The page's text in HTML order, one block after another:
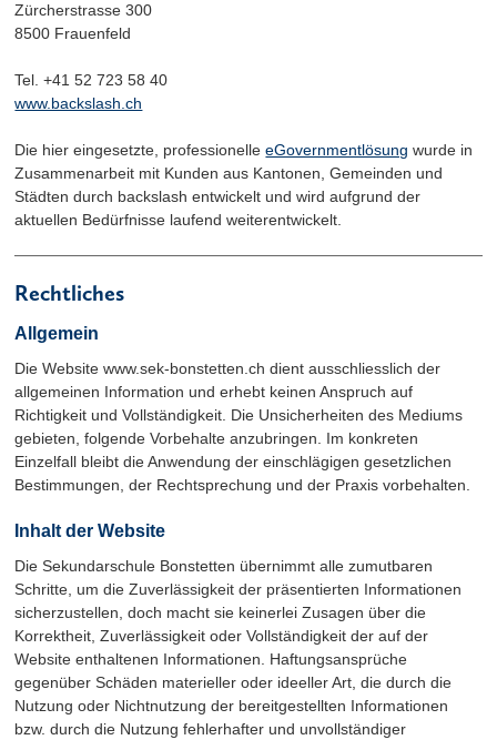
Zürcherstrasse 300
8500 Frauenfeld
Tel. +41 52 723 58 40
www.backslash.ch
Die hier eingesetzte, professionelleeGovernmentlösung wurde in
Zusammenarbeit mit Kunden aus Kantonen, Gemeinden und
Städten durch backslash entwickelt und wird aufgrund der
aktuellen Bedürfnisse laufend weiterentwickelt.
Rechtliches
Allgemein
Die Website www.sek-bonstetten.ch dient ausschliesslich der
allgemeinen Information und erhebt keinen Anspruch auf
Richtigkeit und Vollständigkeit. Die Unsicherheiten des Mediums
gebieten, folgende Vorbehalte anzubringen. Im konkreten
Einzelfall bleibt die Anwendung der einschlägigen gesetzlichen
Bestimmungen, der Rechtsprechung und der Praxis vorbehalten.
Inhalt der Website
Die Sekundarschule Bonstetten übernimmt alle zumutbaren
Schritte, um die Zuverlässigkeit der präsentierten Informationen
sicherzustellen, doch macht sie keinerlei Zusagen über die
Korrektheit, Zuverlässigkeit oder Vollständigkeit der auf der
Website enthaltenen Informationen. Haftungsansprüche
gegenüber Schäden materieller oder ideeller Art, die durch die
Nutzung oder Nichtnutzung der bereitgestellten Informationen
bzw. durch die Nutzung fehlerhafter und unvollständiger